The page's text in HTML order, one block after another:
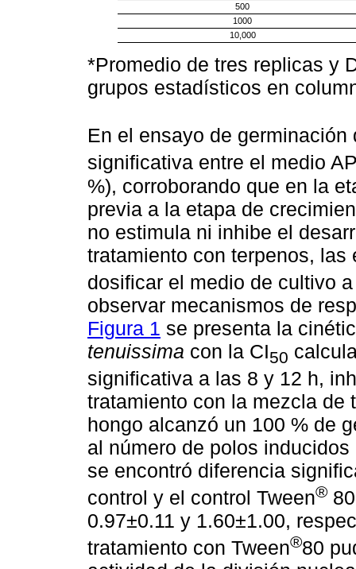
500
1000
10,000
*Promedio de tres replicas y
grupos estadísticos en
En el ensayo de
significativa entre el medio
%), corroborando que en la
previa a la etapa de
no estimula ni inhibe el
tratamiento con terpenos,
dosificar el medio de cultivo
observar mecanismos de
Figura 1 se presenta la
tenuissima con la CI50
significativa a las 8 y 12 h,
tratamiento con la mezcla de
hongo alcanzó un 100 % de
al número de polos
se encontró diferencia
control y el control Tween®
0.97±0.11 y 1.60±1.00,
tratamiento con Tween®80